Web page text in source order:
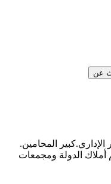
عن
الإداري.كبير المحامين.
الدولة ومجمعات